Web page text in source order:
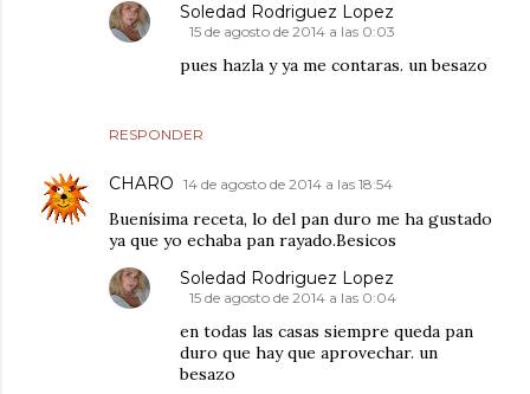
RESPONDER
Soledad Rodriguez Lopez
15 de agosto de 2014 a las 0:03
pues hazla y ya me contaras. un besazo
CHARO 14 de agosto de 2014 a las 18:54
Buenísima receta, lo del pan duro me ha gustado
ya que yo echaba pan rayado.Besicos
Soledad Rodriguez Lopez
15 de agosto de 2014 a las 0:04
en todas las casas siempre queda pan
duro que hay que aprovechar. un
besazo